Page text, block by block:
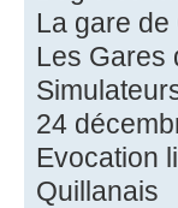
La gare
Les Gares
24
Evocation
Quillanais